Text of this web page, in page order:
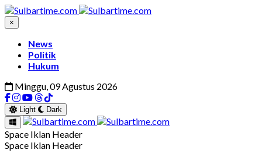
×
News
Politik
Hukum
Minggu, 09 Agustus 2026
Light Dark
Space Iklan Header
Space Iklan Header